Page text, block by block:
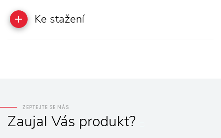
Ke stažení
ZEPTEJTE SE NÁS
Zaujal Vás produkt?